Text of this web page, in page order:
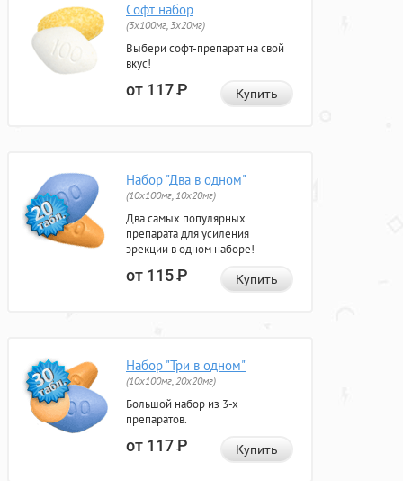
Софт набор
(3x100мг, 3x20мг)
Выбери софт-препарат на свой
вкус!
от 117Р Купить
Набор "Два в одном"
(10x100мг, 10x20мг)
Два самых популярных
препарата для усиления
эрекции в одном наборе!
от 115Р Купить
Набор "Три в одном"
(10x100мг, 20x20мг)
Большой набор из 3-х
препаратов.
от 117Р Купить